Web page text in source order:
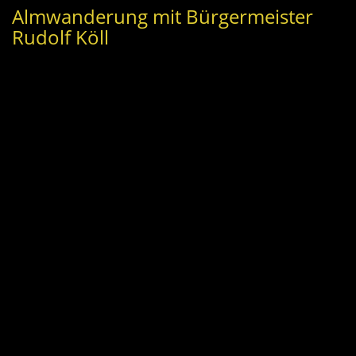
Almwanderung mit Bürgermeister
Rudolf Köll